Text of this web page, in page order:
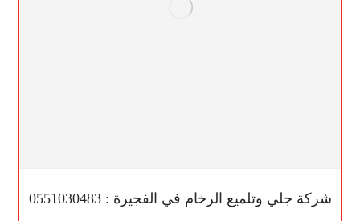
شركة جلي وتلميع الرخام في الفجيرة : 0551030483